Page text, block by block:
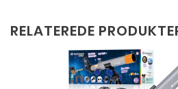
RELATEREDE